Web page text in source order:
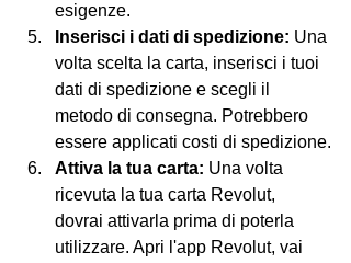
esigenze.
Inserisci i dati di spedizione: Una
volta scelta la carta, inserisci i tuoi
dati di spedizione e scegli il
metodo di consegna. Potrebbero
essere applicati costi di spedizione.
Attiva la tua carta: Una volta
ricevuta la tua carta Revolut,
dovrai attivarla prima di poterla
utilizzare. Apri l'app Revolut, vai